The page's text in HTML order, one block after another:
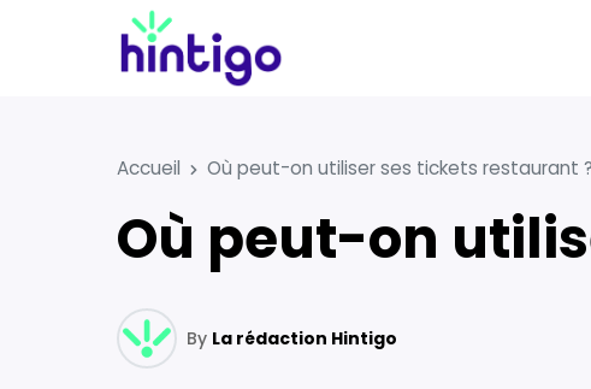
Accueil Où peut-on utiliser ses tickets restaurant ?
Où peut-on
By La rédaction Hintigo